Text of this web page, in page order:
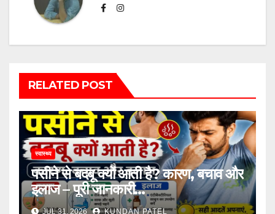
RELATED POST
स्वास्थ्य
पसीने से बदबू क्यों आती है? कारण, बचाव और
इलाज – पूरी जानकारी…
JUL 31, 2026 KUNDAN PATEL